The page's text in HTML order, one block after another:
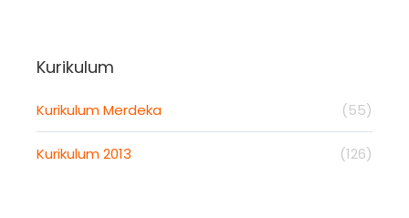
Kurikulum
Kurikulum Merdeka (55)
Kurikulum 2013 (126)